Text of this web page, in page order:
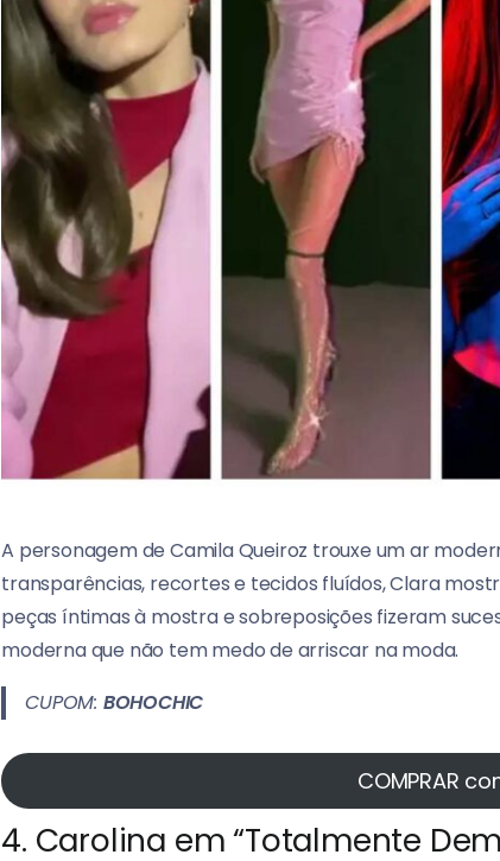
A personagem de Camila Queiroz trouxe um ar
transparências, recortes e tecidos fluídos, Clara
peças íntimas à mostra e sobreposições fizeram
moderna que não tem medo de arriscar na moda.
CUPOM: BOHOCHIC
COMPRAR
4. Carolina em “Totalmente